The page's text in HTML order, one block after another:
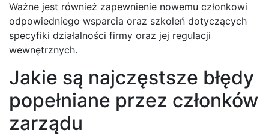
Ważne jest również zapewnienie nowemu członkowi
odpowiedniego wsparcia oraz szkoleń dotyczących
specyfiki działalności firmy oraz jej regulacji
wewnętrznych.
Jakie są najczęstsze błędy
popełniane przez członków
zarządu